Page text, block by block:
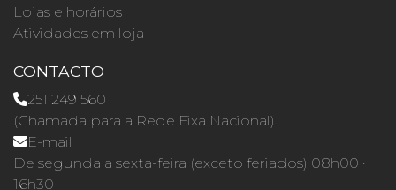
Lojas e horários
Atividades em loja
CONTACTO
251 249 560
(Chamada para a Rede Fixa Nacional)
E-mail
De segunda a sexta-feira (exceto feriados) 08h00 ·
16h30